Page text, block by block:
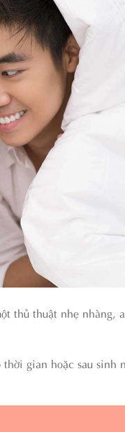
thủ thuật nhẹ nhàng,
gian hoặc sau sinh